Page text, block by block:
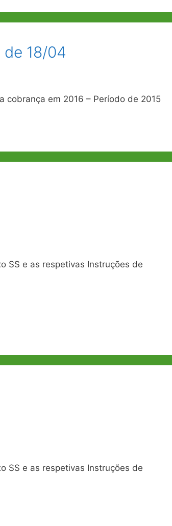
de 18/04
cobrança em 2016 – Período de 2015
SS e as respetivas Instruções de
SS e as respetivas Instruções de